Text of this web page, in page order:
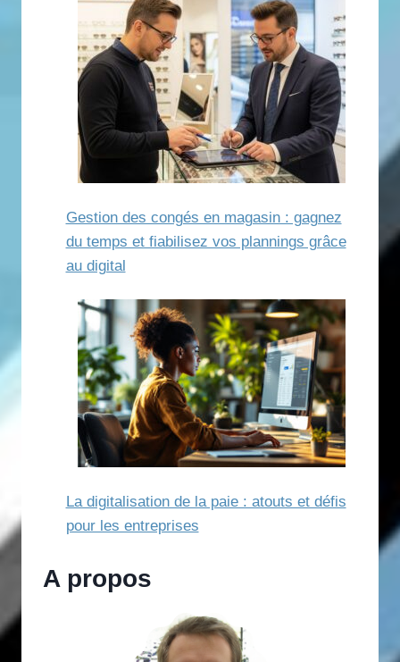
Gestion des congés en magasin : gagnez
du temps et fiabilisez vos plannings grâce
au digital
La digitalisation de la paie : atouts et défis
pour les entreprises
A propos